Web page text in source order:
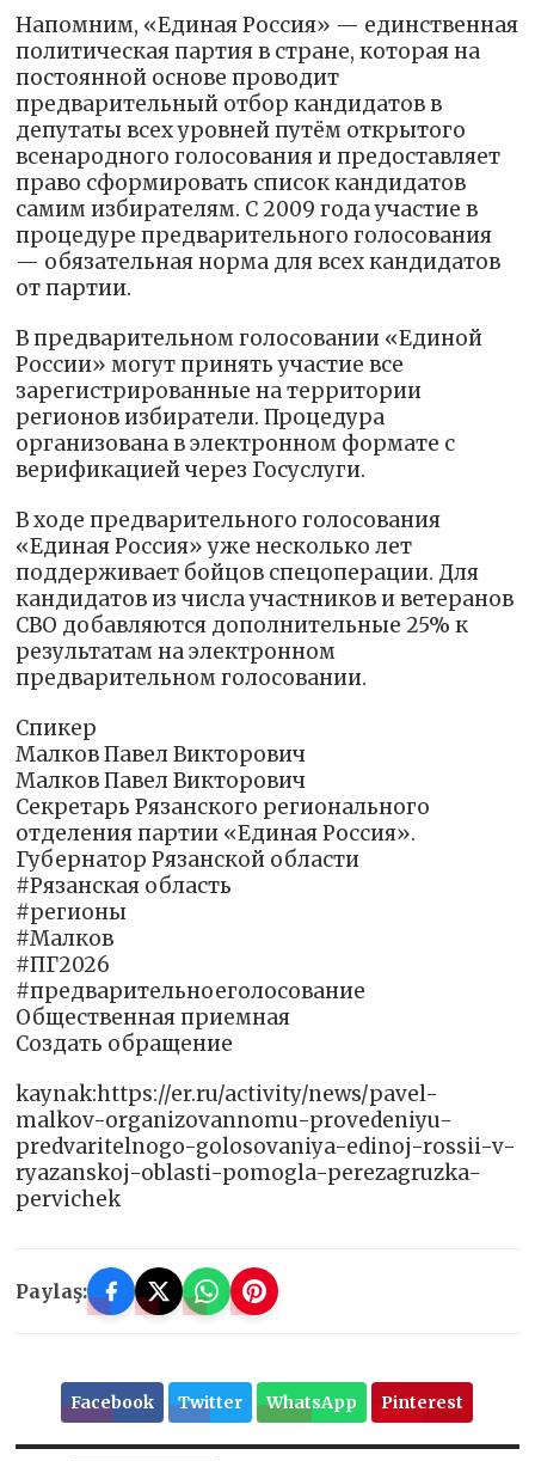
Напомним, «Единая Россия» — единственная
политическая партия в стране, которая на
постоянной основе проводит
предварительный отбор кандидатов в
депутаты всех уровней путём открытого
всенародного голосования и предоставляет
право сформировать список кандидатов
самим избирателям. С 2009 года участие в
процедуре предварительного голосования
— обязательная норма для всех кандидатов
от партии.
В предварительном голосовании «Единой
России» могут принять участие все
зарегистрированные на территории
регионов избиратели. Процедура
организована в электронном формате с
верификацией через Госуслуги.
В ходе предварительного голосования
«Единая Россия» уже несколько лет
поддерживает бойцов спецоперации. Для
кандидатов из числа участников и ветеранов
СВО добавляются дополнительные 25% к
результатам на электронном
предварительном голосовании.
Спикер
Малков Павел Викторович
Малков Павел Викторович
Секретарь Рязанского регионального
отделения партии «Единая Россия».
Губернатор Рязанской области
#Рязанская область
#регионы
#Малков
#ПГ2026
#предварительноеголосование
Общественная приемная
Создать обращение
kaynak:https://er.ru/activity/news/pavel-
malkov-organizovannomu-provedeniyu-
predvaritelnogo-golosovaniya-edinoj-rossii-v-
ryazanskoj-oblasti-pomogla-perezagruzka-
pervichek
Paylaş:
Facebook Twitter WhatsApp Pinterest